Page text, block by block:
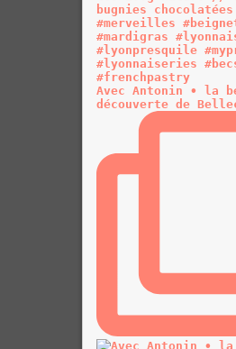
Avec Antonin • la
découverte de